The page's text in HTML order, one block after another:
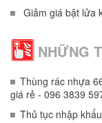
Giảm giá bật lửa
NHỮNG
Thùng rác nhựa
giá rẻ - 096 3839
Thủ tục nhập